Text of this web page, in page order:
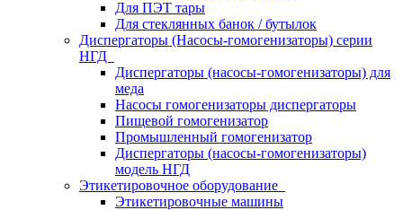
Для ПЭТ тары
Для стеклянных банок / бутылок
Диспергаторы (Насосы-гомогенизаторы) серии
НГД
Диспергаторы (насосы-гомогенизаторы) для
меда
Насосы гомогенизаторы диспергаторы
Пищевой гомогенизатор
Промышленный гомогенизатор
Диспергаторы (насосы-гомогенизаторы)
модель НГД
Этикетировочное оборудование
Этикетировочные машины